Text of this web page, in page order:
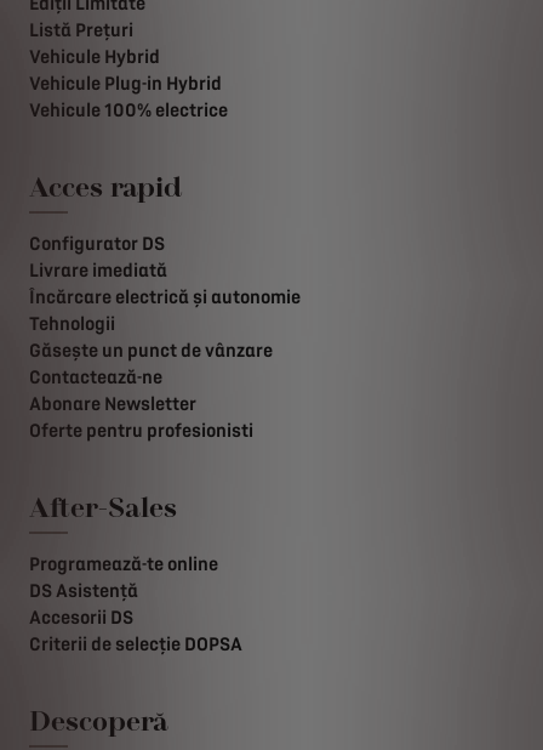
Listă Prețuri
Vehicule Hybrid
Vehicule Plug-in Hybrid
Vehicule 100% electrice
Acces rapid
Configurator DS
Livrare imediată
Încărcare electrică și autonomie
Tehnologii
Găsește un punct de vânzare
Contactează-ne
Abonare Newsletter
Oferte pentru profesionisti
After-Sales
Programează-te online
DS Asistență
Accesorii DS
Criterii de selecție DOPSA
Descoperă